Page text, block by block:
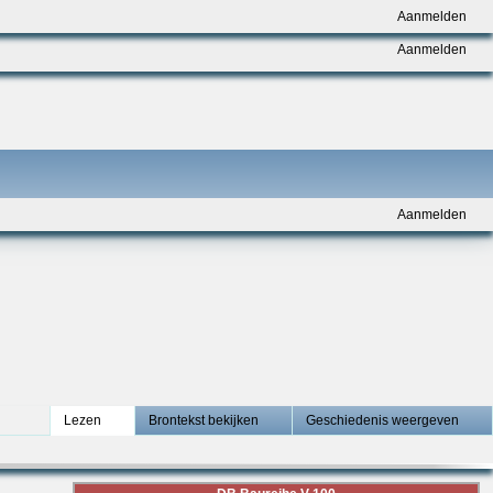
Aanmelden
Aanmelden
Aanmelden
Lezen Brontekst bekijken Geschiedenis weergeven